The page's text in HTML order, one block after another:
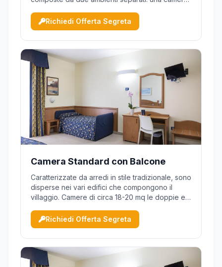
poltrone letto. Le suite dispongono di balcone
oppure di piccolo patio, attrezzati con sedie e
tavolino.
Richiedi Offerta Segreta
Camera Standard con Balcone
Caratterizzate da arredi in stile tradizionale, sono
disperse nei vari edifici che compongono il
villaggio. Camere di circa 18-20 mq le doppie e
castello, fornite di aria condizionata,
asciugacapelli, cassaforte, telefono, TV e
minibar (riempimento su r...
Richiedi Offerta Segreta